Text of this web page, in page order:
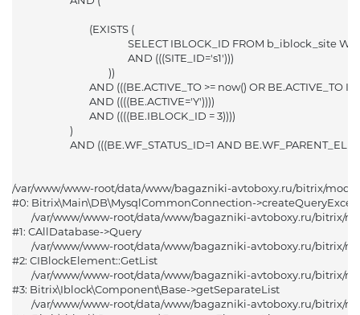
Alfa Romeo (Альфа Ромео)
BAIC (БАИК)
BMW (БМВ)
Brilliance (Бриллиансе)
Byd (БИД)
Cadillac (Кадиллак)
Changan (Чанган)
Chery (Чери)
Chevrolet (Шевроле)
Chrysler (Крайслер)
Citroen (Ситроен)
Модель авто
001
/var/www/www-root/data/www/bagazniki-avtoboxy.ru/bitrix/
#0: Bitrix\Main\DB\MysqlCommonConnection-
#1: CAllDatabase->Query
#2: CIBlockElement::GetList
#3: Bitrix\Iblock\Component\Base->getSeparateList